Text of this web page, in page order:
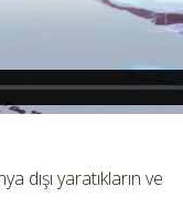
dışı yaratıkların ve